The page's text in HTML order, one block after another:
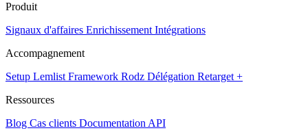
Produit
Signaux d'affaires Enrichissement Intégrations
Accompagnement
Setup Lemlist Framework Rodz Délégation Retarget +
Ressources
Blog Cas clients Documentation API